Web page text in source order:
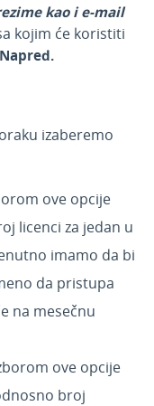
kao i e-mail
kojim će koristiti
Napred.
izaberemo
ove opcije
licenci za jedan u
imamo da bi
da pristupa
na mesečnu
ove opcije
broj